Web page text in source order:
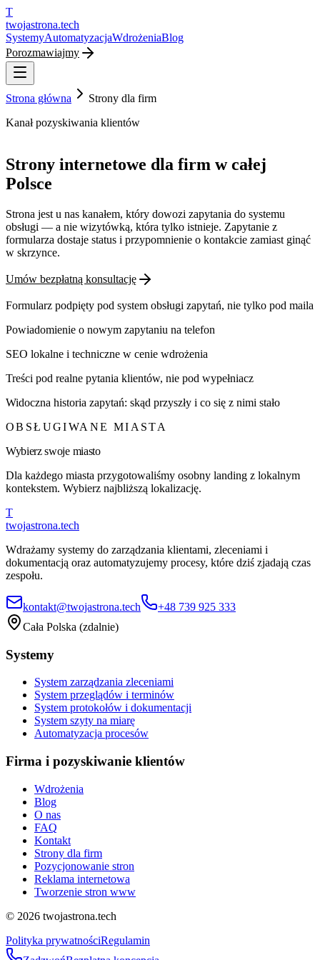
T
twojastrona.tech
SystemyAutomatyzacjaWdrożeniaBlog
Porozmawiajmy
Strona główna
Strony dla firm
Kanał pozyskiwania klientów
Strony internetowe dla firm w całej
Polsce
Strona jest u nas kanałem, który dowozi zapytania do systemu
obsługi — a nie wizytówką, która tylko istnieje. Zapytanie z
formularza dostaje status i przypomnienie o kontakcie zamiast ginąć
w skrzynce.
Umów bezpłatną konsultację
Formularz podpięty pod system obsługi zapytań, nie tylko pod maila
Powiadomienie o nowym zapytaniu na telefon
SEO lokalne i techniczne w cenie wdrożenia
Treści pod realne pytania klientów, nie pod wypełniacz
Widoczna historia zapytań: skąd przyszły i co się z nimi stało
OBSŁUGIWANE MIASTA
Wybierz swoje miasto
Dla każdego miasta przygotowaliśmy osobny landing z lokalnym
kontekstem. Wybierz najbliższą lokalizację.
T
twojastrona.tech
Wdrażamy systemy do zarządzania klientami, zleceniami i
dokumentacją oraz automatyzujemy procesy, które dziś zjadają czas
zespołu.
kontakt@twojastrona.tech
+48 739 925 333
Cała Polska (zdalnie)
Systemy
System zarządzania zleceniami
System przeglądów i terminów
System protokołów i dokumentacji
System szyty na miarę
Automatyzacja procesów
Firma i pozyskiwanie klientów
Wdrożenia
Blog
O nas
FAQ
Kontakt
Strony dla firm
Pozycjonowanie stron
Reklama internetowa
Tworzenie stron www
© 2026 twojastrona.tech
Polityka prywatnościRegulamin